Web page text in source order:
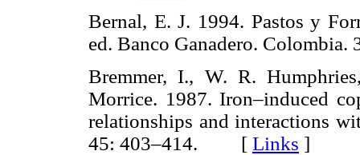
Bernal, E. J. 1994. Pastos y
ed. Banco Ganadero.
Bremmer, I., W. R.
Morrice. 1987. Iron–induced
relationships and interactions
45: 403–414. [ Links ]